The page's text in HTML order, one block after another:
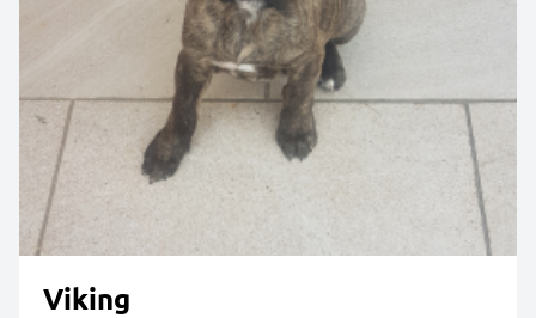
Viking